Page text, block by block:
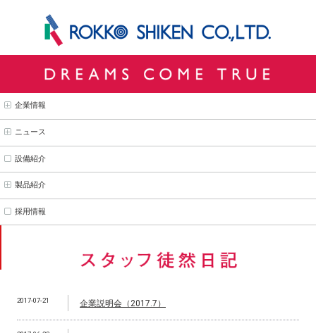
企業情報
ニュース
設備紹介
製品紹介
採用情報
2017-07-21 企業説明会（2017.7）